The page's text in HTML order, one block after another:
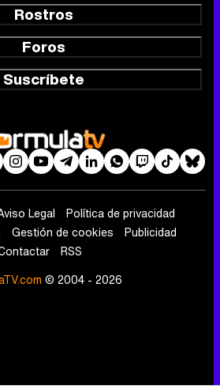
Rostros
Foros
Suscríbete
Legal
Política de privacidad
Gestión de cookies
Publicidad
RSS
© 2004 - 2026